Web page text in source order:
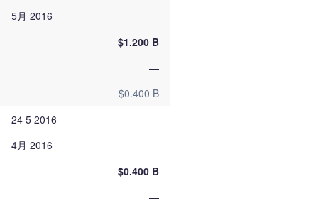
5月 2016
$1.200 B
—
$0.400 B
24 5 2016
4月 2016
$0.400 B
—